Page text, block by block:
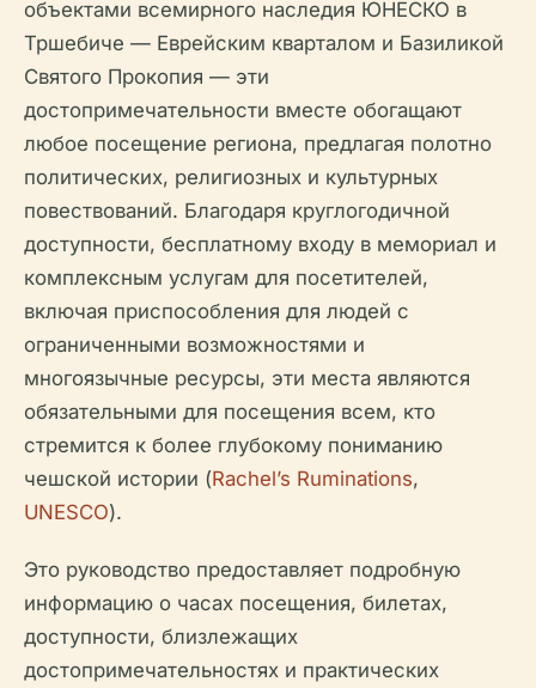
объектами всемирного наследия ЮНЕСКО в
Тршебиче — Еврейским кварталом и Базиликой
Святого Прокопия — эти
достопримечательности вместе обогащают
любое посещение региона, предлагая полотно
политических, религиозных и культурных
повествований. Благодаря круглогодичной
доступности, бесплатному входу в мемориал и
комплексным услугам для посетителей,
включая приспособления для людей с
ограниченными возможностями и
многоязычные ресурсы, эти места являются
обязательными для посещения всем, кто
стремится к более глубокому пониманию
чешской истории (Rachel’s Ruminations,
UNESCO).
Это руководство предоставляет подробную
информацию о часах посещения, билетах,
доступности, близлежащих
достопримечательностях и практических